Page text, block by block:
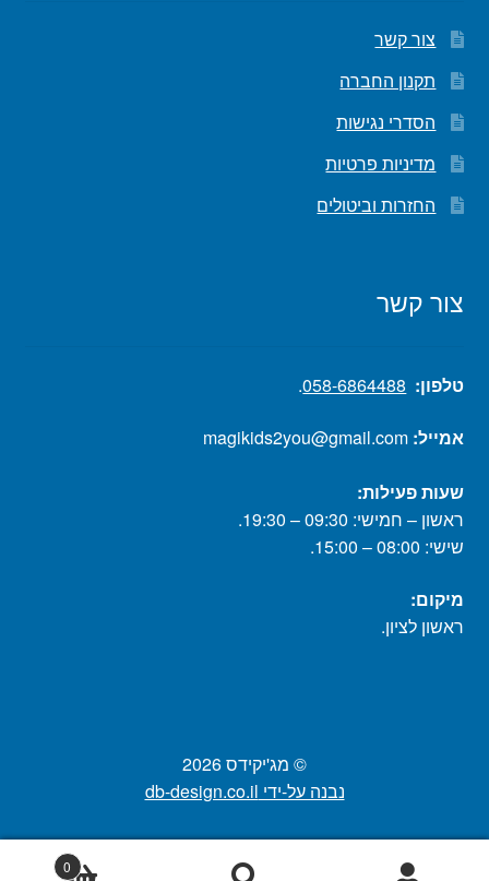
צור קשר
תקנון החברה
הסדרי נגישות
מדיניות פרטיות
החזרות וביטולים
צור קשר
טלפון: 058-6864488
.
אמייל:
שעות פעילות:
ראשון – חמישי: 09:30 – 19:30.
שישי: 08:00 – 15:00.
מיקום:
ראשון לציון.
© מג'יקידס 2026
נבנה על-ידי db-design.co.il
0